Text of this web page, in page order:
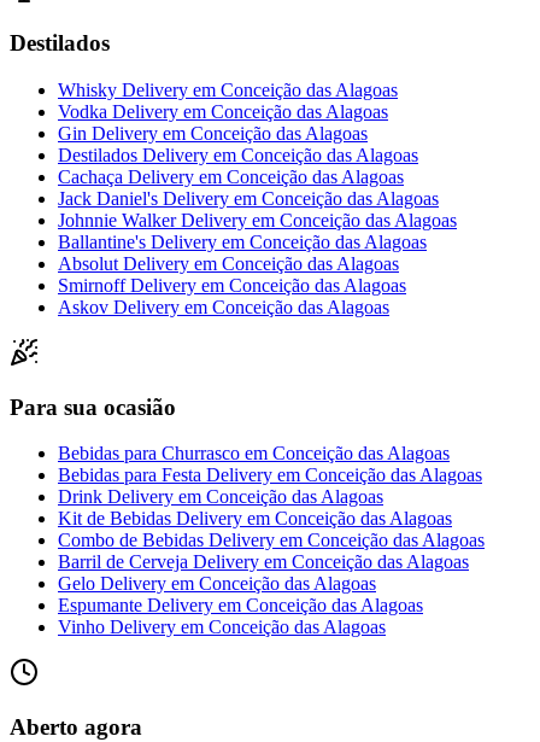
Destilados
Whisky Delivery em Conceição das Alagoas
Vodka Delivery em Conceição das Alagoas
Gin Delivery em Conceição das Alagoas
Destilados Delivery em Conceição das Alagoas
Cachaça Delivery em Conceição das Alagoas
Jack Daniel's Delivery em Conceição das Alagoas
Johnnie Walker Delivery em Conceição das Alagoas
Ballantine's Delivery em Conceição das Alagoas
Absolut Delivery em Conceição das Alagoas
Smirnoff Delivery em Conceição das Alagoas
Askov Delivery em Conceição das Alagoas
Para sua ocasião
Bebidas para Churrasco em Conceição das Alagoas
Bebidas para Festa Delivery em Conceição das Alagoas
Drink Delivery em Conceição das Alagoas
Kit de Bebidas Delivery em Conceição das Alagoas
Combo de Bebidas Delivery em Conceição das Alagoas
Barril de Cerveja Delivery em Conceição das Alagoas
Gelo Delivery em Conceição das Alagoas
Espumante Delivery em Conceição das Alagoas
Vinho Delivery em Conceição das Alagoas
Aberto agora